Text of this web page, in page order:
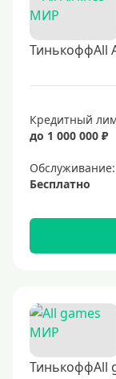
ТинькоффAll
Кредитный
до 1 000 000 ₽
Обслуживание:
Бесплатно
ТинькоффAll